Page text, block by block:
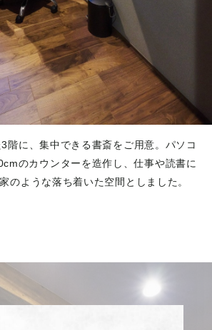
階に、集中できる書斎をご用意。パソコ
のカウンターを造作し、仕事や読書に
のような落ち着いた空間としました。